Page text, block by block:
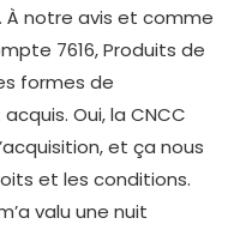
notre avis et comme
7616, Produits de
formes de
Oui, la CNCC
et ça nous
et les conditions.
valu une nuit